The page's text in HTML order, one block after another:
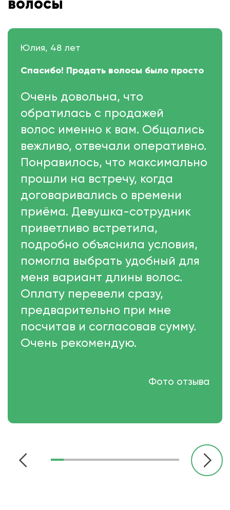
Юлия, 48 лет
Спасибо! Продать волосы было просто
Очень довольна, что
обратилась с продажей
волос именно к вам. Общались
вежливо, отвечали оперативно.
Понравилось, что максимально
прошли на встречу, когда
договаривались о времени
приёма. Девушка-сотрудник
приветливо встретила,
подробно объяснила условия,
помогла выбрать удобный для
меня вариант длины волос.
Оплату перевели сразу,
предварительно при мне
посчитав и согласовав сумму.
Очень рекомендую.
Фото отзыва